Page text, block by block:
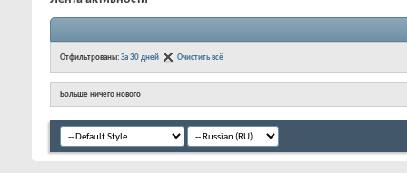
Отфильтрованы: За 30 дней Очистить всё
Больше ничего нового